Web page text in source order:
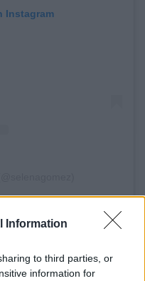
Information
to third parties, or
information for
Instagram
στη
να συμπεριλάβει